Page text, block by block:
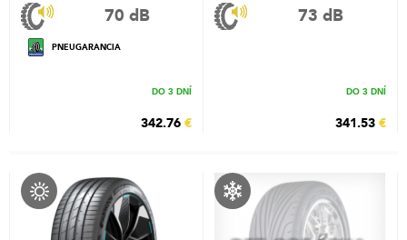
70 dB
PNEUGARANCIA
DO 3 DNÍ
342.76 €
73 dB
DO 3 DNÍ
341.53 €